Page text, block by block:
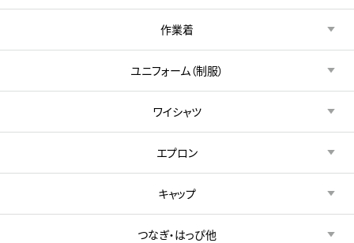
作業着
ユニフォーム（制服）
ワイシャツ
エプロン
キャップ
つなぎ・はっぴ他